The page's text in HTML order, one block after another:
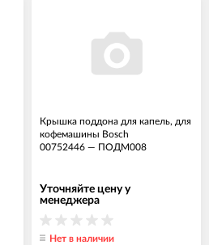
Крышка поддона для капель, для
кофемашины Bosch
00752446 — ПОДМ008
Уточняйте цену у
менеджера
Нет в наличии